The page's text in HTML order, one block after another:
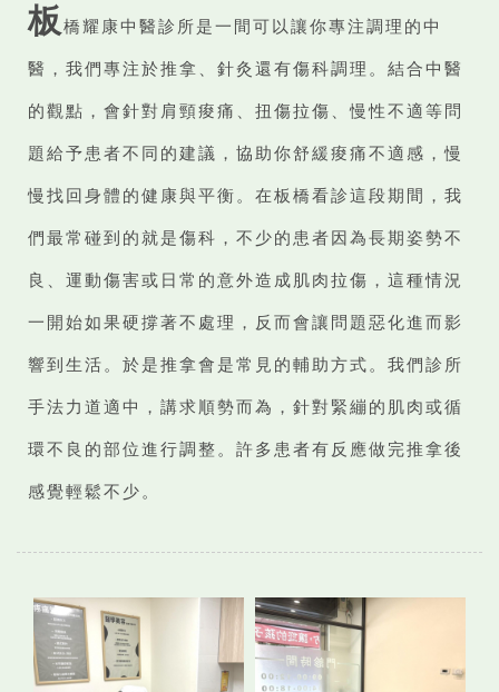
板 橋耀康中醫診所是一間可以讓你專注調理的中
醫，我們專注於推拿、針灸還有傷科調理。結合中醫
的觀點，會針對肩頸痠痛、扭傷拉傷、慢性不適等問
題給予患者不同的建議，協助你舒緩痠痛不適感，慢
慢找回身體的健康與平衡。在板橋看診這段期間，我
們最常碰到的就是傷科，不少的患者因為長期姿勢不
良、運動傷害或日常的意外造成肌肉拉傷，這種情況
一開始如果硬撐著不處理，反而會讓問題惡化進而影
響到生活。於是推拿會是常見的輔助方式。我們診所
手法力道適中，講求順勢而為，針對緊繃的肌肉或循
環不良的部位進行調整。許多患者有反應做完推拿後
感覺輕鬆不少。